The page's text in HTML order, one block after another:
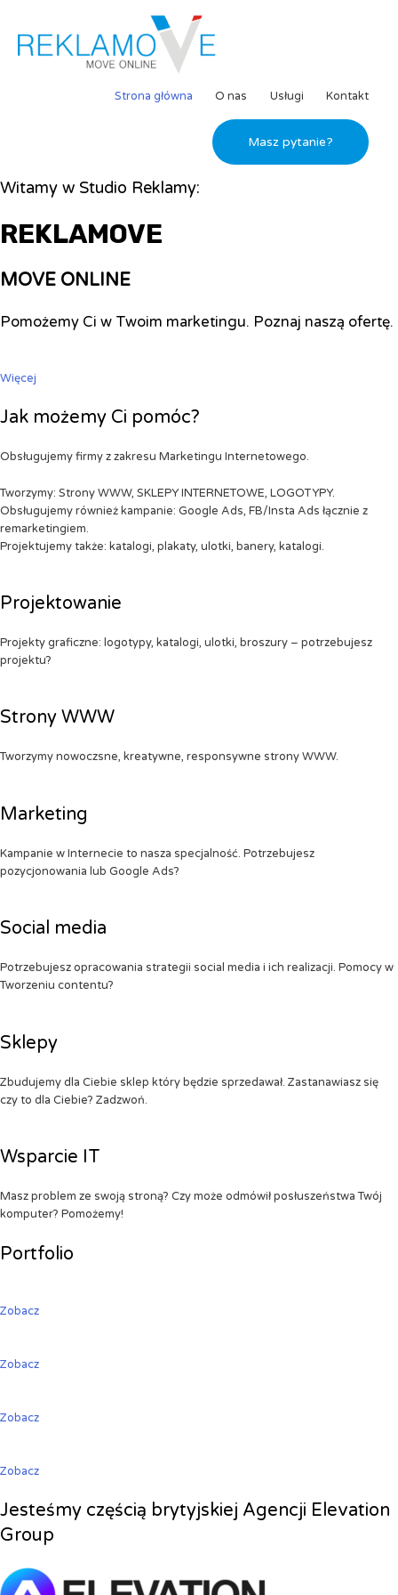
Strona główna O nas Usługi Kontakt
Masz pytanie?
Witamy w Studio Reklamy:
REKLAMOVE
MOVE ONLINE
Pomożemy Ci w Twoim marketingu. Poznaj naszą ofertę.
Więcej
Jak możemy Ci pomóc?
Obsługujemy firmy z zakresu Marketingu Internetowego.
Tworzymy: Strony WWW, SKLEPY INTERNETOWE, LOGOTYPY.
Obsługujemy również kampanie: Google Ads, FB/Insta Ads łącznie z
remarketingiem.
Projektujemy także: katalogi, plakaty, ulotki, banery, katalogi.
Projektowanie
Projekty graficzne: logotypy, katalogi, ulotki, broszury – potrzebujesz
projektu?
Strony WWW
Tworzymy nowoczsne, kreatywne, responsywne strony WWW.
Marketing
Kampanie w Internecie to nasza specjalność. Potrzebujesz
pozycjonowania lub Google Ads?
Social media
Potrzebujesz opracowania strategii social media i ich realizacji. Pomocy w
Tworzeniu contentu?
Sklepy
Zbudujemy dla Ciebie sklep który będzie sprzedawał. Zastanawiasz się
czy to dla Ciebie? Zadzwoń.
Wsparcie IT
Masz problem ze swoją stroną? Czy może odmówił posłuszeństwa Twój
komputer? Pomożemy!
Portfolio
Zobacz
Zobacz
Zobacz
Zobacz
Jesteśmy częścią brytyjskiej Agencji Elevation
Group